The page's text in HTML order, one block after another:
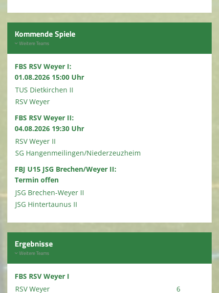
Kommende Spiele
Weitere Teams
FBS RSV Weyer I:
01.08.2026 15:00 Uhr
TUS Dietkirchen II
RSV Weyer
FBS RSV Weyer II:
04.08.2026 19:30 Uhr
RSV Weyer II
SG Hangenmeilingen/Niederzeuzheim
FBJ U15 JSG Brechen/Weyer II:
Termin offen
JSG Brechen-Weyer II
JSG Hintertaunus II
Ergebnisse
Weitere Teams
FBS RSV Weyer I
RSV Weyer
6